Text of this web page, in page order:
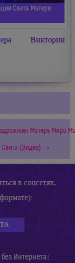
Света Матери
Виктории
Матерь Мира
Света (Видео) →
в соцсетях,
Интернета: